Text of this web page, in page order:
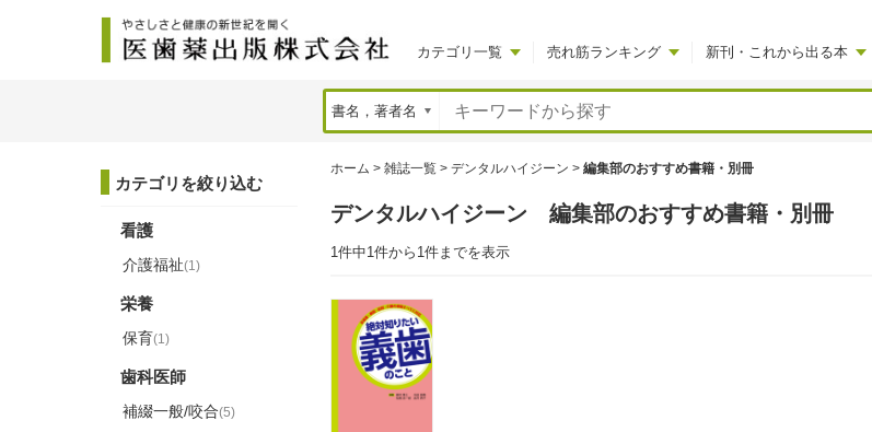
カテゴリ一覧 売れ筋ランキング 新刊・これから出る本
ホーム > 雑誌一覧 > デンタルハイジーン > 編集部のおすすめ書籍・別冊
デンタルハイジーン 編集部のおすすめ書籍・別冊
1件中1件から1件までを表示
カテゴリを絞り込む
看護
介護福祉(1)
栄養
保育(1)
歯科医師
補綴一般/咬合(5)